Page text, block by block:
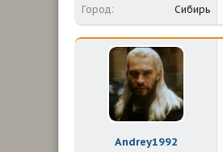
Город
Сибирь
Andrey1992